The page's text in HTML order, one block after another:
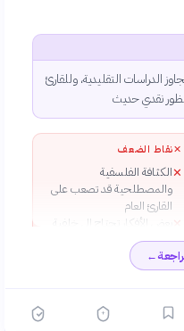
الدراسات التقليدية، وللقارئ
نقدي حديث
✕نقاط الضعف
✕الكثافة الفلسفية
والمصطلحية قد تصعب على
القارئ العام
✕
بعض الأفكار تحتاج إلى خلفية
أكاديمية قوية
←